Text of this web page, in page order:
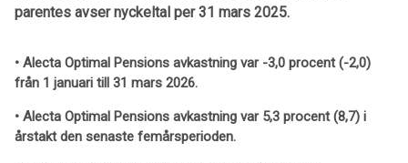
parentes avser nyckeltal per 31 mars 2025.
• Alecta Optimal Pensions avkastning var -3,0 procent (-2,0)
från 1 januari till 31 mars 2026.
• Alecta Optimal Pensions avkastning var 5,3 procent (8,7) i
årstakt den senaste femårsperioden.